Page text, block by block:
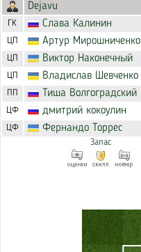
Dejavu
ГК Слава Калинин
ЦП Артур Мирошниченко
ЦП Виктор Наконечный
ЦП Владислав Шевченко
ПП Тиша Волгоградский
ЦФ дмитрий кокоулин
ЦФ Фернандо Торрес
Запас